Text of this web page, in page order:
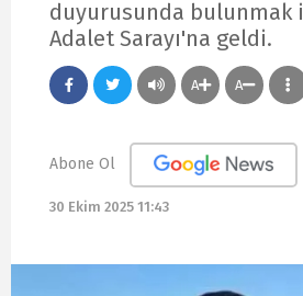
duyurusunda bulunmak
Adalet Sarayı'na geldi.
A A
Abone Ol
30 Ekim 2025 11:43